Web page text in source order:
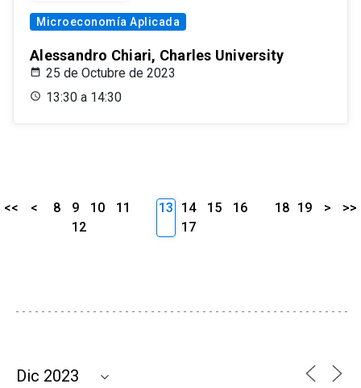
Microeconomía Aplicada
Alessandro Chiari, Charles University
25 de Octubre de 2023
13:30 a 14:30
<< < 8 9 10
11
12
13 14 15
16
17
18 19 > >>